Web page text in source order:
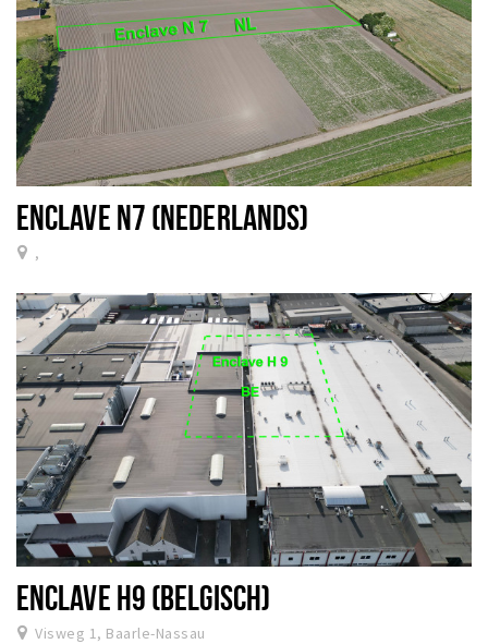
ENCLAVE N7 (NEDERLANDS)
,
ENCLAVE H9 (BELGISCH)
Visweg 1, Baarle-Nassau